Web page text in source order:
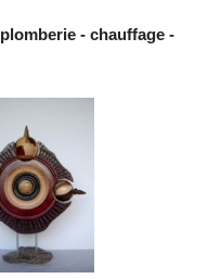
- chauffage -